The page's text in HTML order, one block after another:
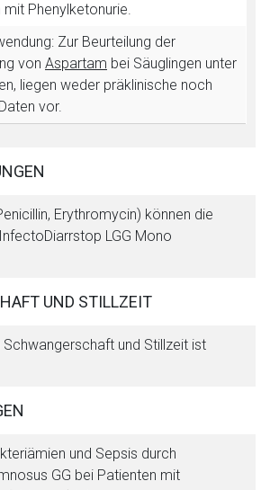
mit Phenylketonurie.
Zur Beurteilung der
von Aspartam bei Säuglingen unter
liegen weder präklinische noch
vor.
Erythromycin) können die
LGG Mono
UND STILLZEIT
Schwangerschaft und Stillzeit ist
und Sepsis durch
GG bei Patienten mit